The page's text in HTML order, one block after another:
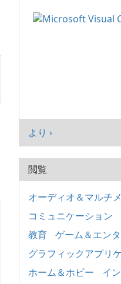
より ›
閲覧
オーディオ＆マルチ
コミュニケーション
教育
ゲーム＆エン
グラフィックアプリ
ホーム＆ホビー
イ